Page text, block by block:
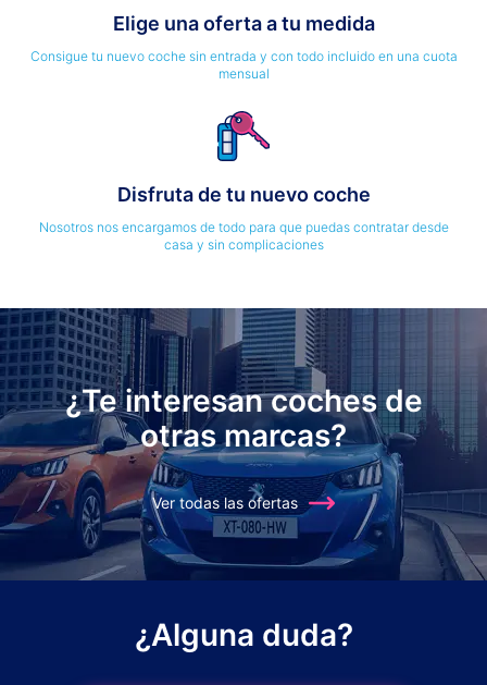
Elige una oferta a tu medida
Consigue tu nuevo coche sin entrada y con todo incluido en una cuota
mensual
Disfruta de tu nuevo coche
Nosotros nos encargamos de todo para que puedas contratar desde
casa y sin complicaciones
¿Te interesan coches de
otras marcas?
Ver todas las ofertas
¿Alguna duda?